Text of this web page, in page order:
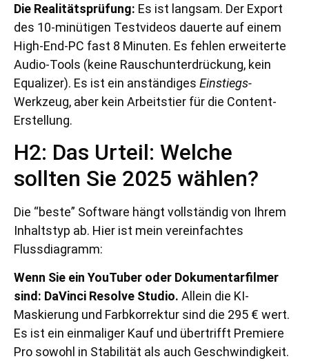
Die Realitätsprüfung: Es ist langsam. Der Export
des 10-minütigen Testvideos dauerte auf einem
High-End-PC fast 8 Minuten. Es fehlen erweiterte
Audio-Tools (keine Rauschunterdrückung, kein
Equalizer). Es ist ein anständiges Einstiegs-
Werkzeug, aber kein Arbeitstier für die Content-
Erstellung.
H2: Das Urteil: Welche
sollten Sie 2025 wählen?
Die “beste” Software hängt vollständig von Ihrem
Inhaltstyp ab. Hier ist mein vereinfachtes
Flussdiagramm:
Wenn Sie ein YouTuber oder Dokumentarfilmer
sind: DaVinci Resolve Studio. Allein die KI-
Maskierung und Farbkorrektur sind die 295 € wert.
Es ist ein einmaliger Kauf und übertrifft Premiere
Pro sowohl in Stabilität als auch Geschwindigkeit.